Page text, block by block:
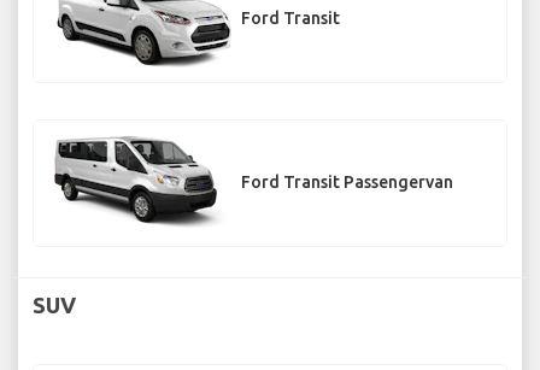
Ford Transit
Ford Transit Passengervan
SUV